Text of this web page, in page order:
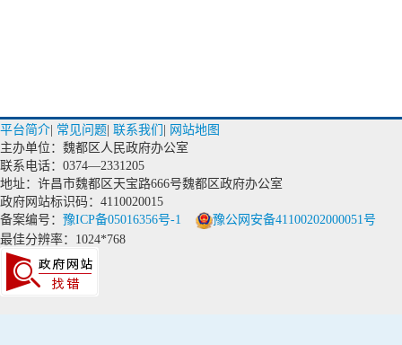
平台简介 常见问题 联系我们
网站地图
主办单位：魏都区人民政府办公室
联系电话：0374—2331205
地址：许昌市魏都区天宝路666号魏都区政府办公室
政府网站标识码：4110020015
备案编号： 豫ICP备05016356号-1
豫公网安备41100202000051号
最佳分辨率：1024*768